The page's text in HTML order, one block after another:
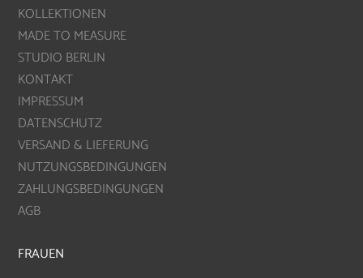
KOLLEKTIONEN
MADE TO MEASURE
STUDIO BERLIN
KONTAKT
IMPRESSUM
DATENSCHUTZ
VERSAND & LIEFERUNG
NUTZUNGSBEDINGUNGEN
ZAHLUNGSBEDINGUNGEN
AGB
FRAUEN